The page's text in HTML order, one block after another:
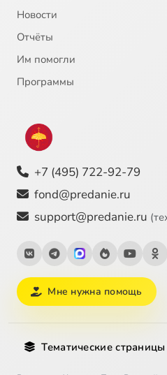
Новости
Отчёты
Им помогли
Программы
+7 (495) 722-92-79
fond@predanie.ru
support@predanie.ru
Мне нужна помощь
Тематические